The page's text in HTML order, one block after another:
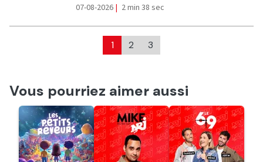
07-08-2026 | 2 min 38 sec
1 2 3
Vous pourriez aimer aussi